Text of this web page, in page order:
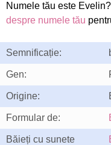
Numele tău este
despre numele tău
Semnificație:
Gen:
Origine:
Formular de:
Băieți cu sunete